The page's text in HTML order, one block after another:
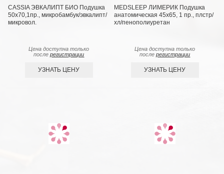
CASSIA ЭВКАЛИПТ БИО Подушка
50х70,1пр., микробамбук/эвкалипт/
микровол.
Цена доступна только
послерегистрации
УЗНАТЬ ЦЕНУ
MEDSLEEP ЛИМЕРИК Подушка
анатомическая 45х65, 1 пр., плстр/
хл/пенополиуретан
Цена доступна только
послерегистрации
УЗНАТЬ ЦЕНУ